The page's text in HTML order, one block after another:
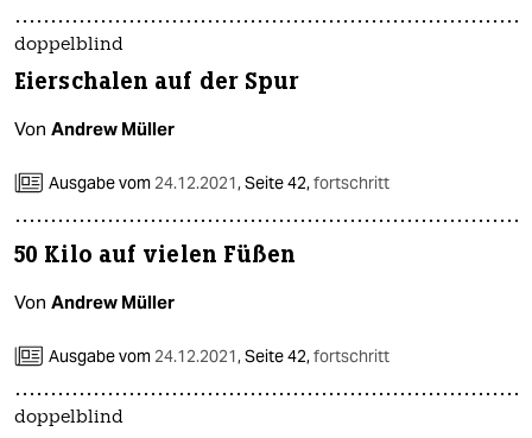
doppelblind
Eierschalen auf der Spur
Von Andrew Müller
Ausgabe vom 24.12.2021,Seite 42,fortschritt
50 Kilo auf vielen Füßen
Von Andrew Müller
Ausgabe vom 24.12.2021,Seite 42,fortschritt
doppelblind